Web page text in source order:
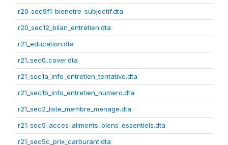
r20_sec9f1_bienetre_subjectif.dta
r20_sec12_bilan_entretien.dta
r21_education.dta
r21_sec0_cover.dta
r21_sec1a_info_entretien_tentative.dta
r21_sec1b_info_entretien_numero.dta
r21_sec2_liste_membre_menage.dta
r21_sec5_acces_aliments_biens_essentiels.dta
r21_sec5c_prix_carburant.dta